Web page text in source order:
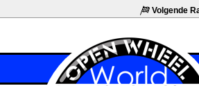
Volgende